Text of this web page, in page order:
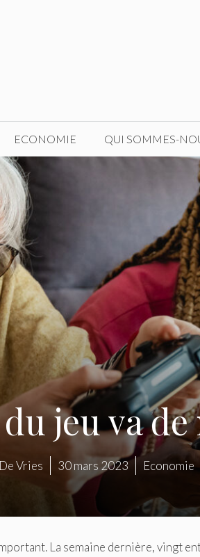
ECONOMIE QUI SOMMES-
jeu va
Vries 30 mars 2023 Economie
La semaine dernière, vingt